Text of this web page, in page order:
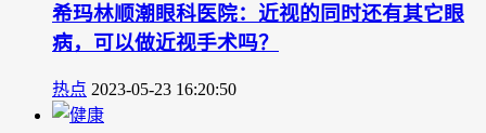
希玛林顺潮眼科医院：近视的同时还有其它眼
病，可以做近视手术吗？
热点 2023-05-23 16:20:50